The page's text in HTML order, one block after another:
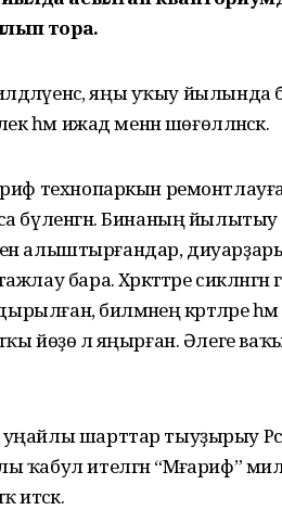
тора.
яңы уҡыу йылында
һәм ижад менән шөғөлләнәсәк.
технопаркын
Бинаның йылытыу
алыштырғандар,
бара. Хәрәкәттәре
биләмәнең кәртәләре
лә яңырған. Әлеге
шарттар тыуҙырыу
ителгән “Мәғариф”